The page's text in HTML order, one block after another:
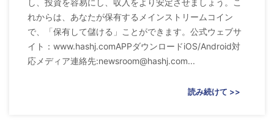
れからは、あなたが保有するメインストリームコイン
で、「保有して儲ける」ことができます。公式ウェブサ
イト：www.hashj.comAPPダウンロードiOS/Android対
応メディア連絡先:newsroom@hashj.com...
読み続けて >>